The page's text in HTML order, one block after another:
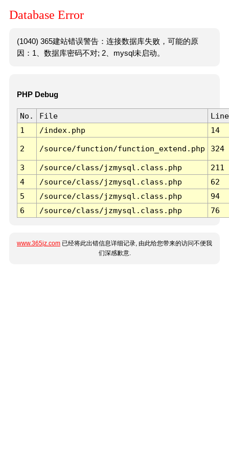
Database Error
(1040) 365建站错误警告：连接数据库失败，可能的原
因：1、数据库密码不对; 2、mysql未启动。
PHP Debug
No. File
Line
1
/index.php 14
2 /source/function/function_extend.php 324
3 /source/class/jzmysql.class.php
211
4
/source/class/jzmysql.class.php
62
5
/source/class/jzmysql.class.php
94
6
/source/class/jzmysql.class.php 76
www.365jz.com 已经将此出错信息详细记录, 由此给您带来的访问不便我
们深感歉意.